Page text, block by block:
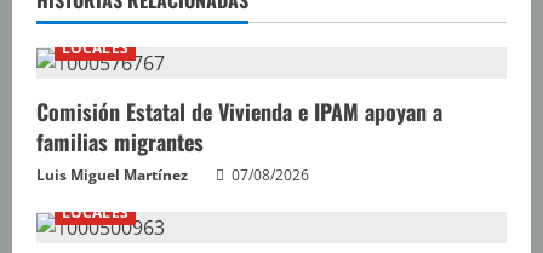
e
y
e
n
d
LOCALES
Comisión Estatal de Vivienda e IPAM apoyan a
familias migrantes
Luis Miguel Martínez
07/08/2026
LOCALES